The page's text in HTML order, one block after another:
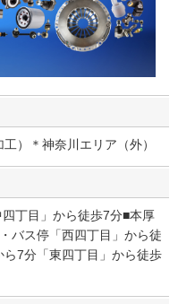
）＊神奈川エリア（外）
丁目」から徒歩7分■本厚
バス停「西四丁目」から徒
7分「東四丁目」から徒歩